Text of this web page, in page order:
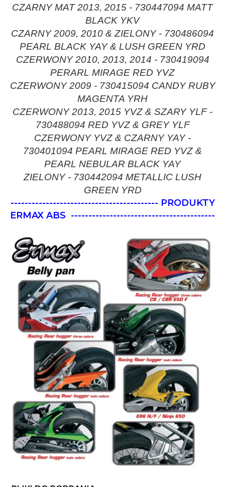
CZARNY MAT 2013, 2015 - 730447094 MATT
BLACK YKV
CZARNY 2009, 2010 & ZIELONY - 730486094
PEARL BLACK YAY & LUSH GREEN YRD
CZERWONY 2010, 2013, 2014 - 730419094
PERARL MIRAGE RED YVZ
CZERWONY 2009 - 730415094 CANDY RUBY
MAGENTA YRH
CZERWONY 2013, 2015 YVZ & SZARY YLF -
730488094 RED YVZ & GREY YLF
CZERWONY YVZ & CZARNY YAY -
730401094 PEARL MIRAGE RED YVZ &
PEARL NEBULAR BLACK YAY
ZIELONY - 730442094 METALLIC LUSH
GREEN YRD
------------------------------------------ PRODUKTY
ERMAX ABS -----------------------------------------